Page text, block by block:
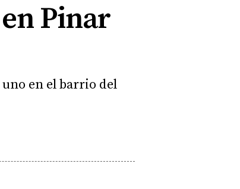
Pinar
en el barrio del